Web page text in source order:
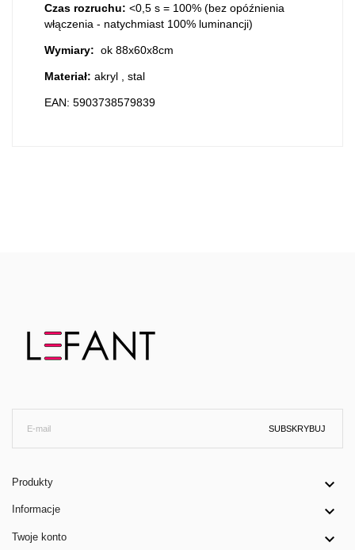
Czas rozruchu: <0,5 s = 100% (bez opóźnienia
włączenia - natychmiast 100% luminancji)
Wymiary: ok 88x60x8cm
Materiał: akryl , stal
EAN: 5903738579839
SUBSKRYBUJ
Produkty 
Informacje 
Twoje konto 